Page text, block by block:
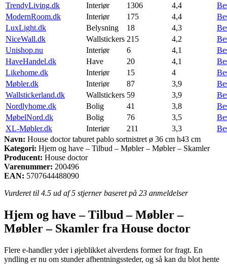
TrendyLiving.dk
Interiør 1306 4,4
ModernRoom.dk
Interiør 175 4,4
LuxLight.dk
Belysning 18 4,3
NiceWall.dk
Wallstickers 215 4,2
Unishop.nu
Interiør 6 4,1
HaveHandel.dk
Have 20 4,1
Likehome.dk
Interiør 15 4
Møbler.dk
Interiør 87 3,9
Wallstickerland.dk
Wallstickers 59 3,9
Nordlyhome.dk
Bolig 41 3,8
MøbelNord.dk
Bolig 76 3,5
XL-Møbler.dk
Interiør 211 3,3
Navn: House doctor taburet pablo sortnistret ø 36 cm h43 cm
Kategori: Hjem og have – Tilbud – Møbler – Møbler – Skamler
Producent: House doctor
Varenummer: 200496
EAN: 5707644488090
Vurderet til 4.5 ud af 5 stjerner baseret på 23 anmeldelser
Hjem og have – Tilbud – Møbler –
Møbler – Skamler fra House doctor
Flere e-handler yder i øjeblikket alverdens former for fragt. En
yndling er nu om stunder afhentningssteder, og så kan du blot hente